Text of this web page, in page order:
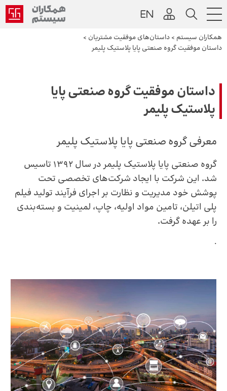
همکاران سیستم > داستان‌های موفقیت مشتریان >
داستان موفقیت گروه صنعتی پایا پلاستیک پلیمر
داستان موفقیت گروه صنعتی پایا
پلاستیک پلیمر
معرفی گروه صنعتی پایا پلاستیک پلیمر
گروه صنعتی پایا پلاستیک پلیمر در سال 1392 تاسیس
شد. این شرکت با ایجاد شرکت‌های تخصصی تحت
پوشش خود مدیریت و نظارت بر اجرای فرآیند تولید فیلم
پلی اتیلن، تامین مواد اولیه، چاپ، لمینیت و بسته‌بندی
را بر عهده گرفت.
.